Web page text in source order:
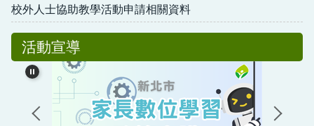
校外人士協助教學活動申請相關資料
活動宣導